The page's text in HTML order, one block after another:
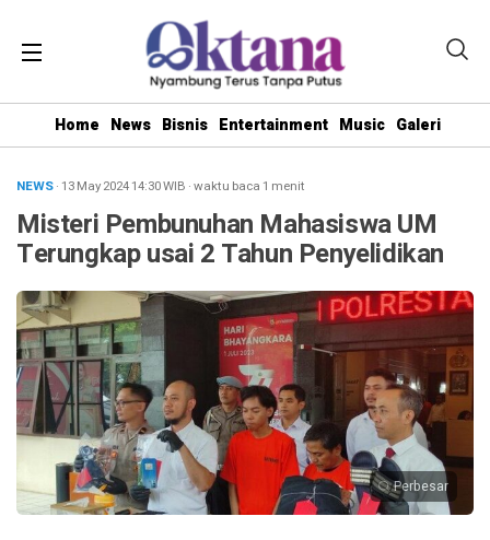
Home News Bisnis Entertainment Music Galeri
NEWS· 13 May 202414:30WIB ·waktu baca 1 menit
Misteri Pembunuhan Mahasiswa UM
Terungkap usai 2 Tahun Penyelidikan
Perbesar